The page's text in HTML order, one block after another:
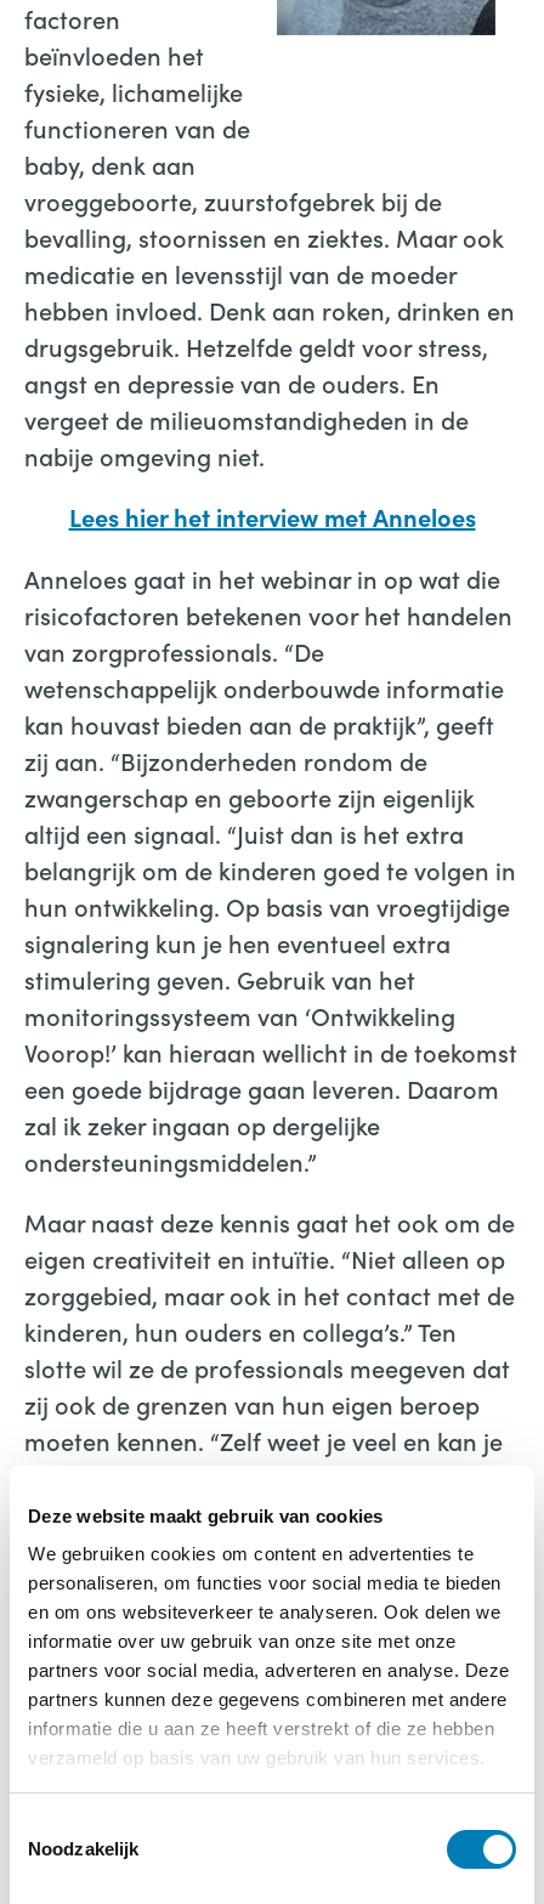
Deze website maakt gebruik van cookies
We gebruiken cookies om content en advertenties te
personaliseren, om functies voor social media te bieden
en om ons websiteverkeer te analyseren. Ook delen we
informatie over uw gebruik van onze site met onze
partners voor social media, adverteren en analyse. Deze
partners kunnen deze gegevens combineren met andere
informatie die u aan ze heeft verstrekt of die ze hebben
verzameld op basis van uw gebruik van hun services.
Noodzakelijk
factoren
beïnvloeden het
fysieke, lichamelijke
functioneren van de
baby, denk aan
vroeggeboorte, zuurstofgebrek bij de
bevalling, stoornissen en ziektes. Maar ook
medicatie en levensstijl van de moeder
hebben invloed. Denk aan roken, drinken en
drugsgebruik. Hetzelfde geldt voor stress,
angst en depressie van de ouders. En
vergeet de milieuomstandigheden in de
nabije omgeving niet.
Lees hier het interview met Anneloes
Anneloes gaat in het webinar in op wat die
risicofactoren betekenen voor het handelen
van zorgprofessionals. “De
wetenschappelijk onderbouwde informatie
kan houvast bieden aan de praktijk”, geeft
zij aan. “Bijzonderheden rondom de
zwangerschap en geboorte zijn eigenlijk
altijd een signaal. “Juist dan is het extra
belangrijk om de kinderen goed te volgen in
hun ontwikkeling. Op basis van vroegtijdige
signalering kun je hen eventueel extra
stimulering geven. Gebruik van het
monitoringssysteem van ‘Ontwikkeling
Voorop!’ kan hieraan wellicht in de toekomst
een goede bijdrage gaan leveren. Daarom
zal ik zeker ingaan op dergelijke
ondersteuningsmiddelen.”
Maar naast deze kennis gaat het ook om de
eigen creativiteit en intuïtie. “Niet alleen op
zorggebied, maar ook in het contact met de
kinderen, hun ouders en collega’s.” Ten
slotte wil ze de professionals meegeven dat
zij ook de grenzen van hun eigen beroep
moeten kennen. “Zelf weet je veel en kan je
op adequate voorlichting en op andere
verzorgers of hulpverleners. Samen komen
we verder!”
Deelnameprijs: 29,95
Organisatie: IMH Nederland en Vakblad
Vroeg
Let op: Dit betreft een opgenomen webinar.